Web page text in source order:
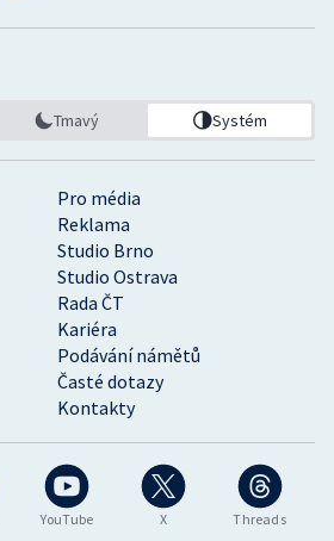
YouTube X Threads
Pro média
Reklama
Studio Brno
Studio Ostrava
Rada ČT
Kariéra
Podávání námětů
Časté dotazy
Kontakty
Tmavý Systém